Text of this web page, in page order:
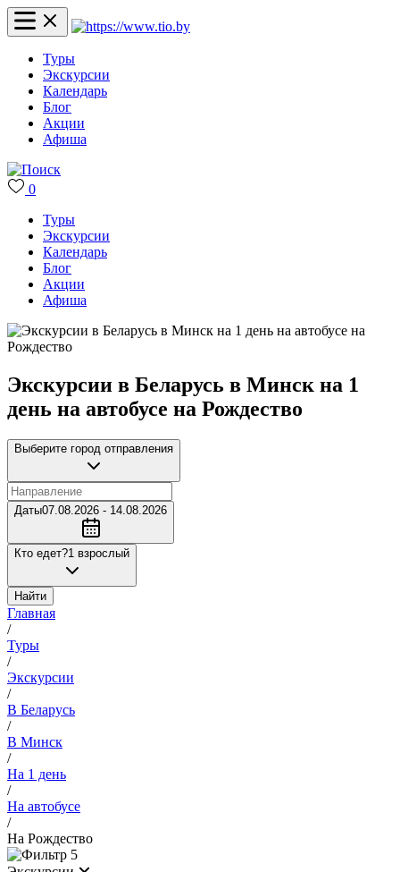
Туры
Экскурсии
Календарь
Блог
Акции
Афиша
0
Туры
Экскурсии
Календарь
Блог
Акции
Афиша
Экскурсии в Беларусь в Минск на 1
день на автобусе на Рождество
Выберите город отправления
Даты07.08.2026 - 14.08.2026
Кто едет?1 взрослый
Найти
Главная
/
Туры
/
Экскурсии
/
В Беларусь
/
В Минск
/
На 1 день
/
На автобусе
/
На Рождество
5